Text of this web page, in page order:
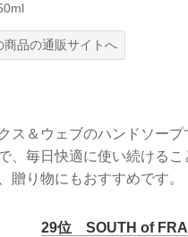
商品の通販サイトへ
ス＆ウェブのハンドソープ
、毎日快適に使い続けるこ
贈り物にもおすすめです。
29位 SOUTH of